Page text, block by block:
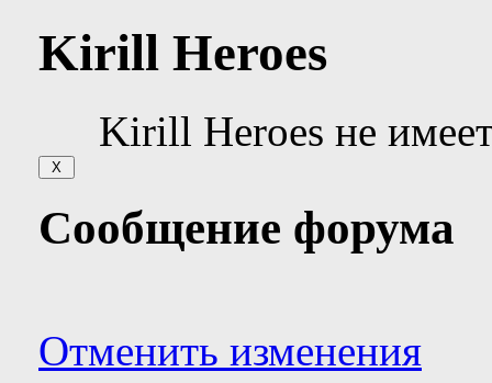
Kirill Heroes
Kirill Heroes не
Сообщение форума
Отменить изменения